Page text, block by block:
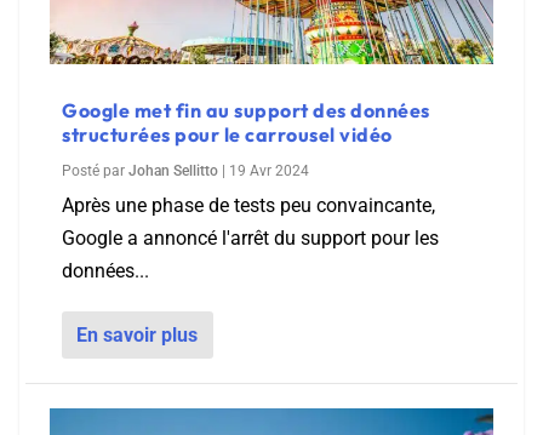
Google met fin au support des données
structurées pour le carrousel vidéo
Posté par Johan Sellitto | 19 Avr 2024
Après une phase de tests peu convaincante,
Google a annoncé l'arrêt du support pour les
données...
En savoir plus